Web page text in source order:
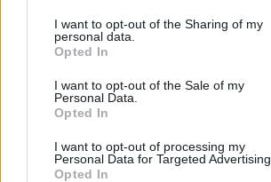
I want to opt-out of the Sharing of my
personal data.
Opted In
I want to opt-out of the Sale of my
Personal Data.
Opted In
I want to opt-out of processing my
Personal Data for Targeted Advertising.
Opted In
Bàsquet
DEIXA UNA RESPOSTA